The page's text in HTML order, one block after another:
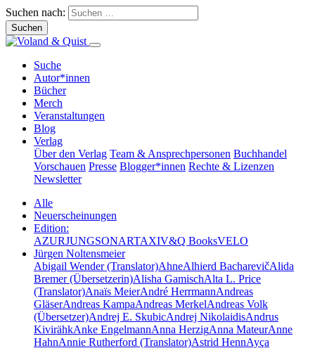
Suchen nach:
Suche
Autor*innen
Bücher
Merch
Veranstaltungen
Blog
Verlag
Über den Verlag Team & Ansprechpersonen Buchhandel
Vorschauen Presse Blogger*innen Rechte & Lizenzen
Newsletter
Alle
Neuerscheinungen
Edition:
AZURJUNGSONARTAXIV&Q BooksVELO
Jürgen Noltensmeier
Abigail Wender (Translator)AhneAlhierd BacharevičAlida
Bremer (Übersetzerin)Alisha GamischAlta L. Price
(Translator)Anaïs MeierAndré HerrmannAndreas
GläserAndreas KampaAndreas MerkelAndreas Volk
(Übersetzer)Andrej E. SkubicAndrej NikolaidisAndrus
KivirähkAnke EngelmannAnna HerzigAnna MateurAnne
HahnAnnie Rutherford (Translator)Astrid HennAyça